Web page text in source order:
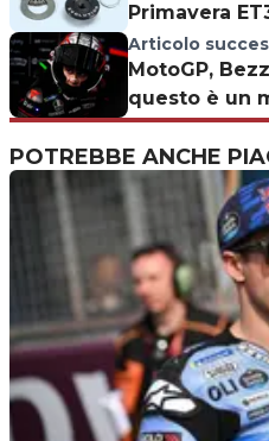
Primavera
Articolo
MotoGP,
questo è un
stagione
POTREBBE ANCHE